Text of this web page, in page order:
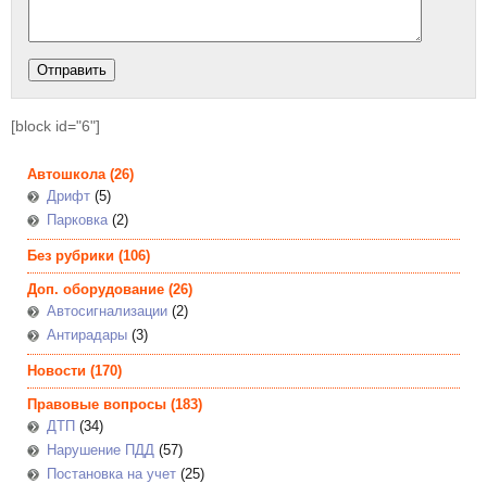
[block id="6"]
Автошкола(26)
Дрифт (5)
Парковка(2)
Без рубрики (106)
Доп. оборудование (26)
Автосигнализации (2)
Антирадары (3)
Новости (170)
Правовые вопросы (183)
ДТП (34)
Нарушение ПДД (57)
Постановка на учет (25)